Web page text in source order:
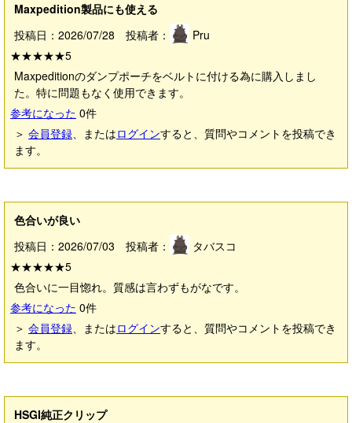
Maxpedition製品にも使える
投稿日：2026/07/28 投稿者：
Pru
★★★★★5
Maxpeditionのダンプポーチをベルトに付ける為に購入しまし
た。特に問題もなく使用できます。
参考になった 0件
＞ 会員登録、またはログインすると、質問やコメントを投稿でき
ます。
色合いが良い
投稿日：2026/07/03 投稿者：
タバスコ
★★★★★5
色合いに一目惚れ。質感は言わずもがなです。
参考になった 0件
＞ 会員登録、またはログインすると、質問やコメントを投稿でき
ます。
HSGI純正クリップ